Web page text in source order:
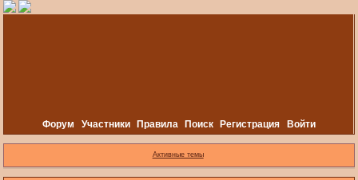
Форум Участники Правила Поиск Регистрация Войти
Активные темы